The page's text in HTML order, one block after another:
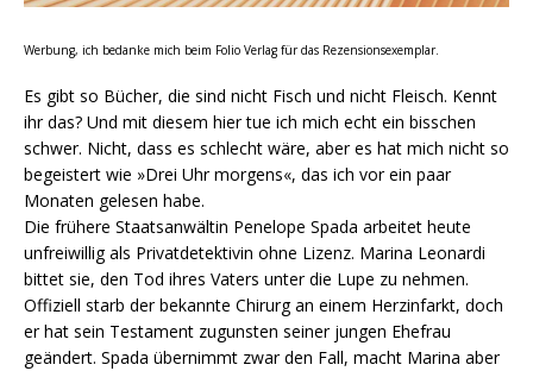
Werbung, ich bedanke mich beim Folio Verlag für das Rezensionsexemplar.
Es gibt so Bücher, die sind nicht Fisch und nicht Fleisch. Kennt
ihr das? Und mit diesem hier tue ich mich echt ein bisschen
schwer. Nicht, dass es schlecht wäre, aber es hat mich nicht so
begeistert wie »Drei Uhr morgens«, das ich vor ein paar
Monaten gelesen habe.
Die frühere Staatsanwältin Penelope Spada arbeitet heute
unfreiwillig als Privatdetektivin ohne Lizenz. Marina Leonardi
bittet sie, den Tod ihres Vaters unter die Lupe zu nehmen.
Offiziell starb der bekannte Chirurg an einem Herzinfarkt, doch
er hat sein Testament zugunsten seiner jungen Ehefrau
geändert. Spada übernimmt zwar den Fall, macht Marina aber